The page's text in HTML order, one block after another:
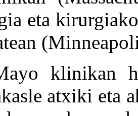
eta
klinikan
atxiki eta